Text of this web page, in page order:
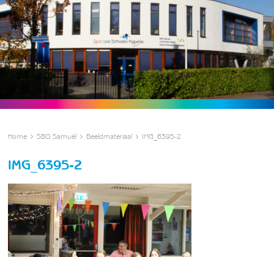
Home SBO Samuël Beeldmateriaal IMG_6395-2
IMG_6395-2